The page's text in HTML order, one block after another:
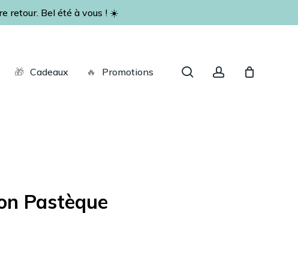
retour. Bel été à vous ! ☀️
🎁 Cadeaux 🔥 Promotions rechercheaccount
Fermer
Pastèque